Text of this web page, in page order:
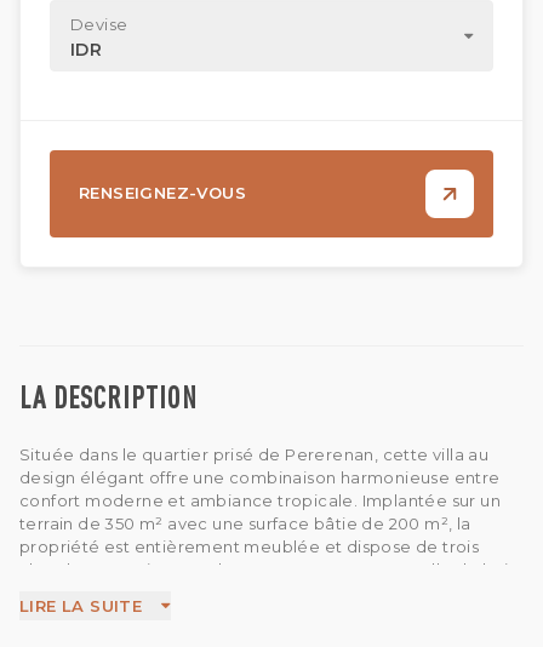
LA DESCRIPTION
Située dans le quartier prisé de Pererenan, cette villa au
design élégant offre une combinaison harmonieuse entre
confort moderne et ambiance tropicale. Implantée sur un
terrain de 350 m² avec une surface bâtie de 200 m², la
propriété est entièrement meublée et dispose de trois
chambres spacieuses, chacune avec sa propre salle de bain
baignoire, créant un espace privé idéal pour la détente. Le
LIRE LA SUITE
Devise
IDR
RENSEIGNEZ-VOUS